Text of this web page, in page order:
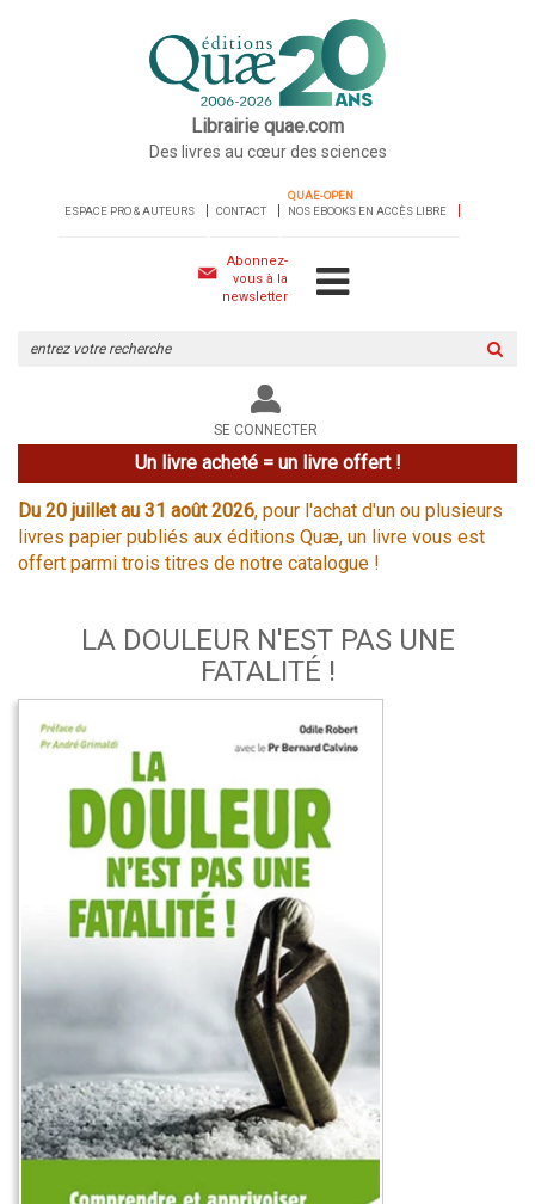
Librairie quae.com
Des livres au cœur des sciences
ESPACE PRO & AUTEURS CONTACT
QUAE-OPEN
NOS EBOOKS EN ACCÈS LIBRE
Abonnez-
vous à la
newsletter
le
site
SE CONNECTER
Un livre acheté = un livre offert !
Du 20 juillet au 31 août 2026, pour l'achat d'un ou plusieurs
livres papier publiés aux éditions Quæ, un livre vous est
offert parmi trois titres de notre catalogue !
LA DOULEUR N'EST PAS UNE
FATALITÉ !